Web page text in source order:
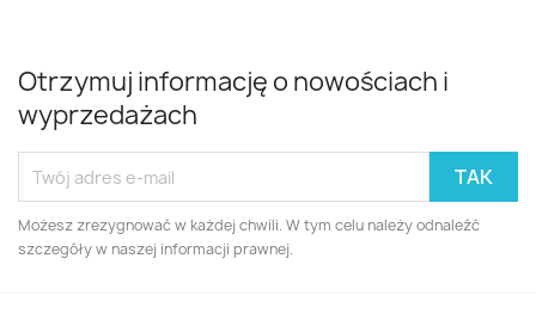
Otrzymuj informację o nowościach i
wyprzedażach
Możesz zrezygnować w każdej chwili. W tym celu należy odnaleźć
szczegóły w naszej informacji prawnej.